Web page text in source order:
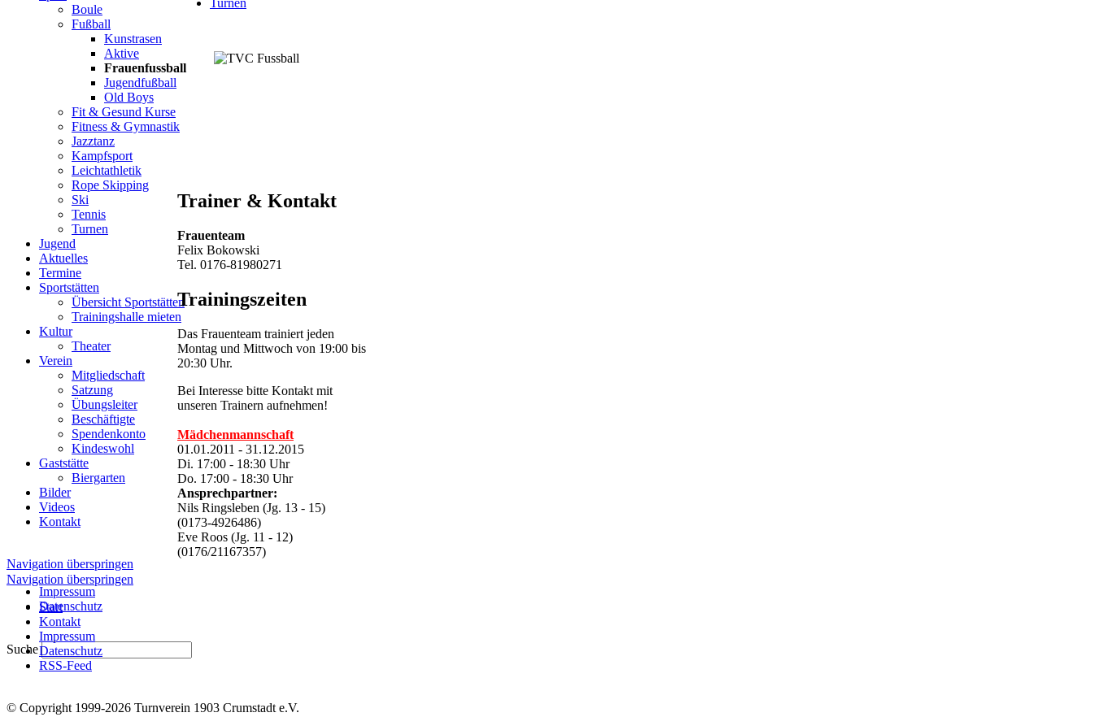
Boule
Fußball
Kunstrasen
Aktive
Frauenfussball
Jugendfußball
Old Boys
Fit & Gesund Kurse
Fitness & Gymnastik
Jazztanz
Kampfsport
Leichtathletik
Rope Skipping
Ski
Tennis
Turnen
Jugend
Aktuelles
Termine
Sportstätten
Übersicht Sportstätten
Trainingshalle mieten
Kultur
Theater
Verein
Mitgliedschaft
Satzung
Übungsleiter
Beschäftigte
Spendenkonto
Kindeswohl
Gaststätte
Biergarten
Bilder
Videos
Kontakt
Navigation überspringen
Impressum
Datenschutz
Suche
Turnen
Trainer & Kontakt
Frauenteam
Felix Bokowski
Tel. 0176-81980271
Trainingszeiten
Das Frauenteam trainiert jeden
Montag und Mittwoch von 19:00 bis
20:30 Uhr.
Bei Interesse bitte Kontakt mit
unseren Trainern aufnehmen!
Mädchenmannschaft
01.01.2011 - 31.12.2015
Di. 17:00 - 18:30 Uhr
Do. 17:00 - 18:30 Uhr
Ansprechpartner:
Nils Ringsleben (Jg. 13 - 15)
(0173-4926486)
Eve Roos (Jg. 11 - 12)
(0176/21167357)
Navigation überspringen
Start
Kontakt
Impressum
Datenschutz
RSS-Feed
© Copyright 1999-2026 Turnverein 1903 Crumstadt e.V.